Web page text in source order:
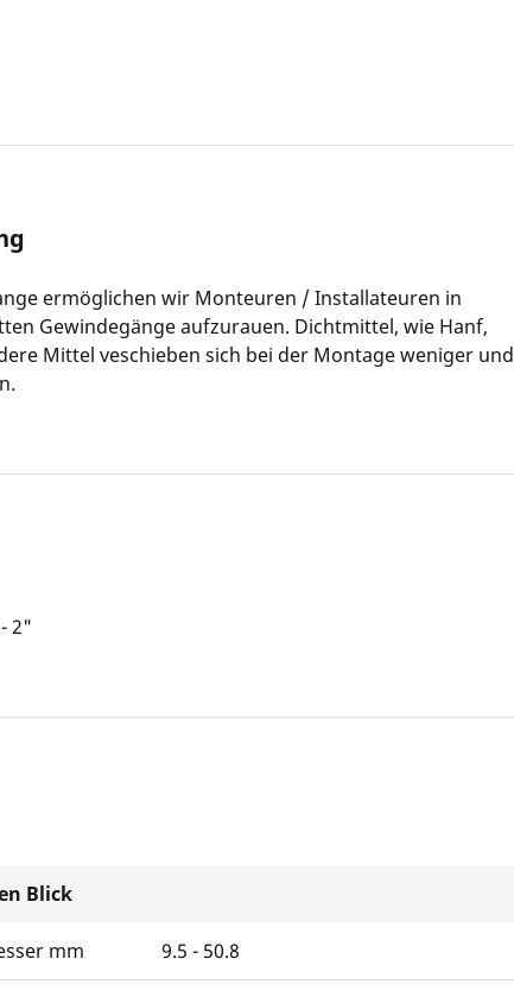
ermöglichen wir Monteuren / Installateuren in
Gewindegänge aufzurauen. Dichtmittel, wie Hanf,
Mittel veschieben sich bei der Montage weniger und
2"
Blick
mm 9.5 - 50.8